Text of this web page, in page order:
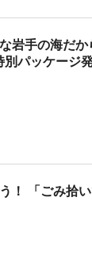
岩手の海だ
パッケージ
！ 「ごみ拾